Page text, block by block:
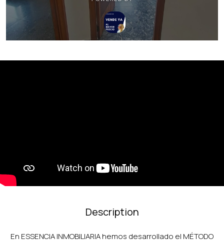
Description
En ESSENCIA INMOBILIARIA hemos desarrollado el MÉTODO